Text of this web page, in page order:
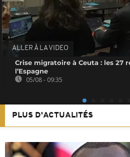
ALLER À LA VIDEO
Crise migratoire à Ceuta : les 27
l’Espagne
05/08 - 09:35
PLUS D'ACTUALITÉS